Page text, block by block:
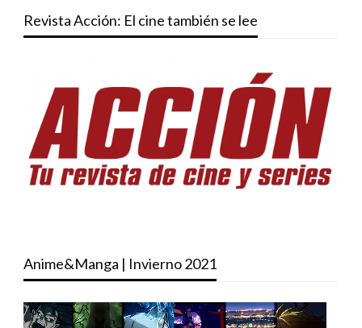
Revista Acción: El cine también se lee
Anime&Manga | Invierno 2021